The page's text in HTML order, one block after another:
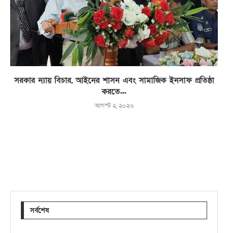
সরকার ন্যায় বিচার, আইনের শাসন এবং সামাজিক ইনসাফ প্রতিষ্ঠা
করতে...
আগস্ট ২, ২০২৬
সর্বশেষ